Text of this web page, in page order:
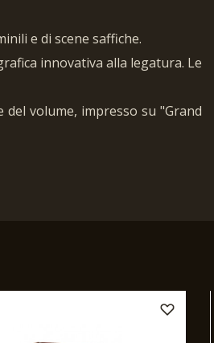
e di scene saffiche.
innovativa alla legatura. Le
volume, impresso su "Grand